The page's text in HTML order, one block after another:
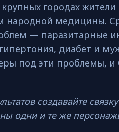
городах
народной медицины.
— паразитарные
диабет и
под эти проблемы, и
создавайте
одни и те же